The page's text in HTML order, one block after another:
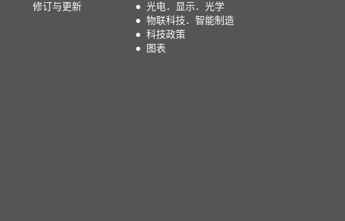
修订与更新
● 光电．显示．光学
● 物联科技．智能制造
● 科技政策
●
图表